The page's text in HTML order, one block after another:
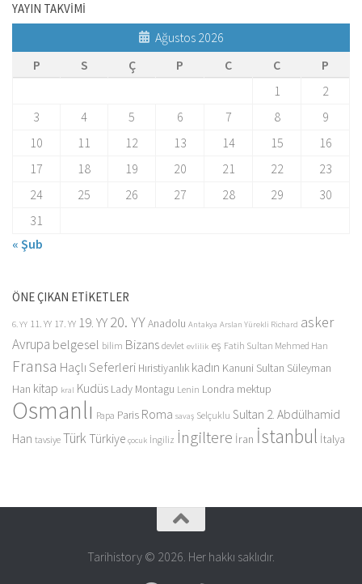
YAYIN TAKVİMİ
Ağustos 2026
P
S Ç P C C
P
1
2
3
4 5 6 7 8
9
10
11 12 13 14 15
16
17
18 19 20 21 22
23
24
25 26 27 28 29
30
31
« Şub
ÖNE ÇIKAN ETİKETLER
6. YY 11. YY 17. YY 19. YY20. YYAnadolu Antakya Arslan Yürekli Richard asker
Avrupa belgesel bilim Bizans devlet evlilik eş Fatih Sultan Mehmed Han
Fransa Haçlı Seferleri Hıristiyanlık kadın Kanuni Sultan Süleyman
Han kitap kral Kudüs Lady Montagu Lenin Londra mektup
Osmanlı Papa Paris Roma savaş Selçuklu Sultan 2. Abdülhamid
Han tavsiye Türk Türkiye çocuk İngiliz İngiltere İran İstanbul İtalya
Tarihistory © 2026. Her hakkı saklıdır.